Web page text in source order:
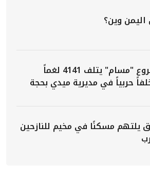
اليمن وين؟
مشروع "مسام" يتلف 4141 لغماً
حربياً في مديرية ميدي بحجة
يلتهم مسكنًا في مخيم للنازحين